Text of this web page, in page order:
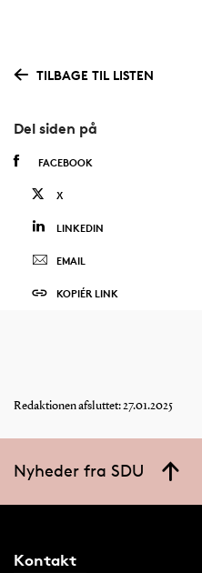
TILBAGE TIL LISTEN
Del siden på
FACEBOOK
X
LINKEDIN
EMAIL
KOPIÉR LINK
Redaktionen afsluttet: 27.01.2025
Nyheder fra SDU
Kontakt